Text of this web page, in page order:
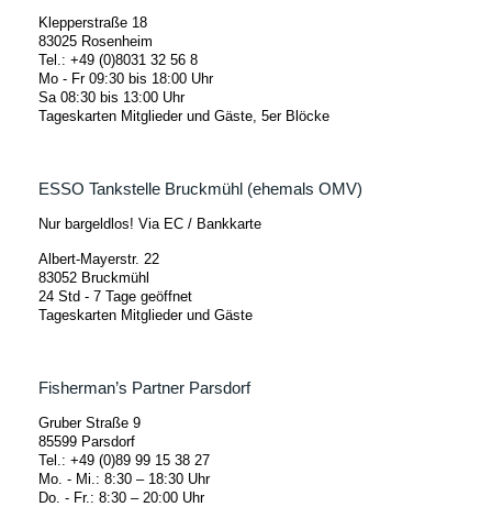
Klepperstraße 18
83025 Rosenheim
Tel.: +49 (0)8031 32 56 8
Mo - Fr 09:30 bis 18:00 Uhr
Sa 08:30 bis 13:00 Uhr
Tageskarten Mitglieder und Gäste, 5er Blöcke
ESSO Tankstelle Bruckmühl (ehemals OMV)
Nur bargeldlos! Via EC / Bankkarte
Albert-Mayerstr. 22
83052 Bruckmühl
24 Std - 7 Tage geöffnet
Tageskarten Mitglieder und Gäste
Fisherman’s Partner Parsdorf
Gruber Straße 9
85599 Parsdorf
Tel.: +49 (0)89 99 15 38 27
Mo. - Mi.: 8:30 – 18:30 Uhr
Do. - Fr.: 8:30 – 20:00 Uhr